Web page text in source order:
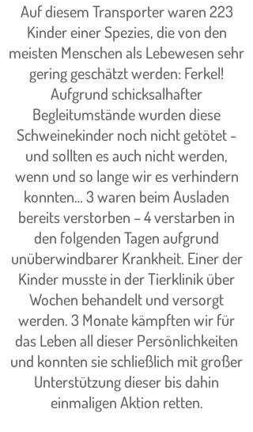
Auf diesem Transporter waren 223
Kinder einer Spezies, die von den
meisten Menschen als Lebewesen sehr
gering geschätzt werden: Ferkel!
Aufgrund schicksalhafter
Begleitumstände wurden diese
Schweinekinder noch nicht getötet -
und sollten es auch nicht werden,
wenn und so lange wir es verhindern
konnten… 3 waren beim Ausladen
bereits verstorben – 4 verstarben in
den folgenden Tagen aufgrund
unüberwindbarer Krankheit. Einer der
Kinder musste in der Tierklinik über
Wochen behandelt und versorgt
werden. 3 Monate kämpften wir für
das Leben all dieser Persönlichkeiten
und konnten sie schließlich mit großer
Unterstützung dieser bis dahin
einmaligen Aktion retten.